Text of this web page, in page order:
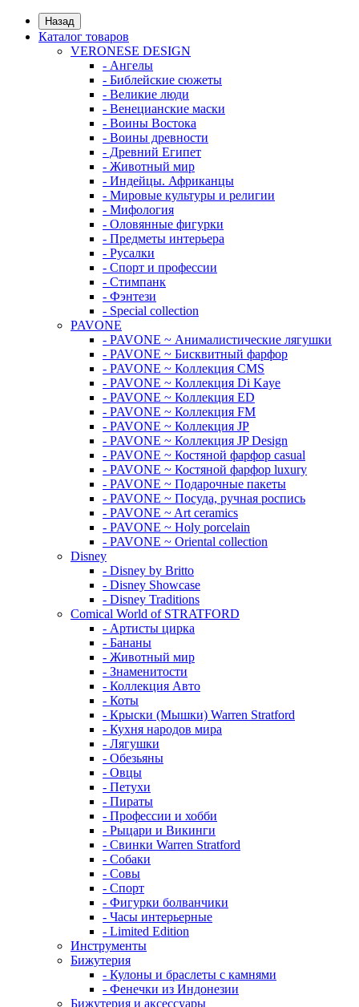
Назад
Каталог товаров
VERONESE DESIGN
- Ангелы
- Библейские сюжеты
- Великие люди
- Венецианские маски
- Воины Востока
- Воины древности
- Древний Египет
- Животный мир
- Индейцы. Африканцы
- Мировые культуры и религии
- Мифология
- Оловянные фигурки
- Предметы интерьера
- Русалки
- Спорт и профессии
- Стимпанк
- Фэнтези
- Special collection
PAVONE
- PAVONE ~ Анималистические лягушки
- PAVONE ~ Бисквитный фарфор
- PAVONE ~ Коллекция CMS
- PAVONE ~ Коллекция Di Kaye
- PAVONE ~ Коллекция ED
- PAVONE ~ Коллекция FM
- PAVONE ~ Коллекция JP
- PAVONE ~ Коллекция JP Design
- PAVONE ~ Костяной фарфор casual
- PAVONE ~ Костяной фарфор luxury
- PAVONE ~ Подарочные пакеты
- PAVONE ~ Посуда, ручная роспись
- PAVONE ~ Art ceramics
- PAVONE ~ Holy porcelain
- PAVONE ~ Oriental collection
Disney
- Disney by Britto
- Disney Showcase
- Disney Traditions
Comical World of STRATFORD
- Артисты цирка
- Бананы
- Животный мир
- Знаменитости
- Коллекция Авто
- Коты
- Крыски (Мышки) Warren Stratford
- Кухня народов мира
- Лягушки
- Обезьяны
- Овцы
- Петухи
- Пираты
- Профессии и хобби
- Рыцари и Викинги
- Свинки Warren Stratford
- Собаки
- Совы
- Спорт
- Фигурки болванчики
- Часы интерьерные
- Limited Edition
Инструменты
Бижутерия
- Кулоны и браслеты с камнями
- Фенечки из Индонезии
Бижутерия и аксессуары